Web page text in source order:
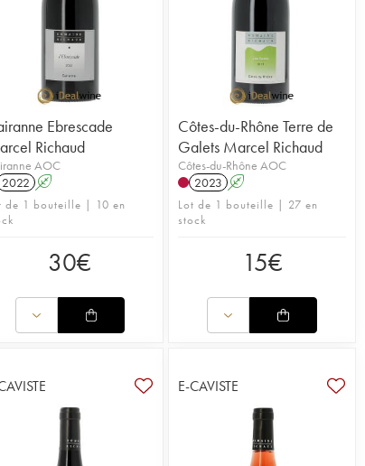
Ebrescade
Richaud
AOC
2022 A
de 1 bouteille | 10 en
30€
Côtes-du-Rhône Terre de
Galets Marcel Richaud
Côtes-du-Rhône AOC
2023 A
Lot de 1 bouteille | 27 en
stock
15€
E-CAVISTE